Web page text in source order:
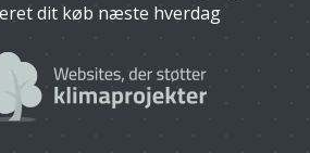
dit køb næste hverdag